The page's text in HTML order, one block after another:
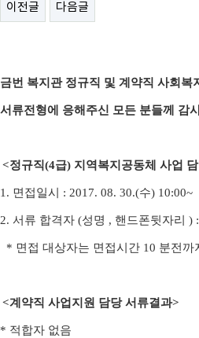
이전글 다음글
금번 복지관 정규직 및 계약직 사회
서류전형에 응해주신 모든 분들께 감
<정규직(4급) 지역복지공동체 사업
1. 면접일시 : 2017. 08. 30.(수) 10:00~
2. 서류 합격자 (성명 , 핸드폰뒷자리 ) :
* 면접 대상자는 면접시간 10 분전까
<계약직 사업지원 담당 서류결과>
* 적합자 없음